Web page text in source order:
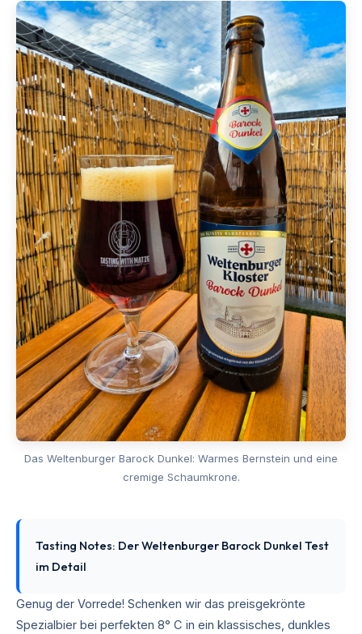
Das Weltenburger Barock Dunkel: Warmes Bernstein und eine
cremige Schaumkrone.
Tasting Notes: Der Weltenburger Barock Dunkel Test
im Detail
Genug der Vorrede! Schenken wir das preisgekrönte
Spezialbier bei perfekten 8° C in ein klassisches, dunkles